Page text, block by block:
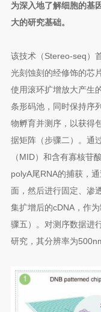
为深入地了解细胞的基
大的研究基础。
该技术（Stereo-seq）
光刻蚀刻的经修饰的芯
使用滚环扩增放大产生
条形码池，同时保持序
物孵育并测序，以获得
据矩阵（步骤二）。通
（MID）和含有寡核苷
polyA尾RNA的捕获，
面，然后进行固定、渗
集扩增后的cDNA，作
骤五）。对测序数据进
研究，其分辨率为